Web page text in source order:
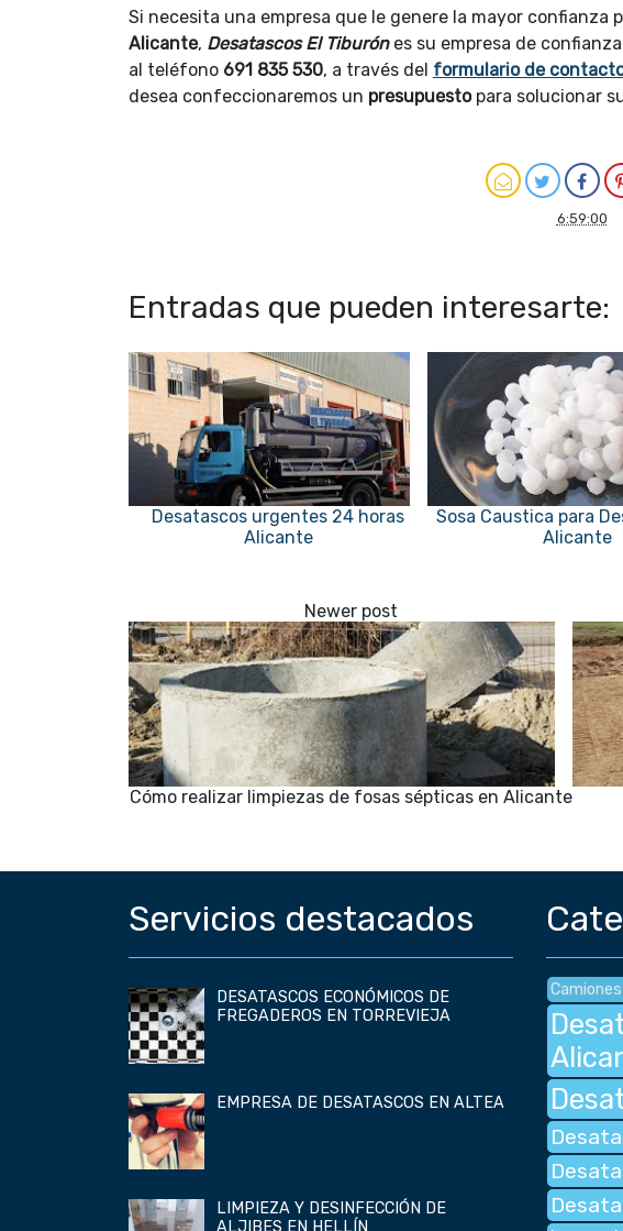
Si necesita una empresa que le genere la mayor confianza
Alicante, Desatascos El Tiburónes su empresa de
al teléfono 691 835 530, a través del formulario de
desea confeccionaremos un presupuesto para solucionar
6:59:00
Entradas que pueden interesarte:
Desatascos urgentes 24 horas
Alicante
Sosa Caustica para
Alicante
Cómo realizar limpiezas de fosas sépticas en Alicante
Servicios destacados
DESATASCOS ECONÓMICOS DE
FREGADEROS EN TORREVIEJA
EMPRESA DE DESATASCOS EN ALTEA
LIMPIEZA Y DESINFECCIÓN DE